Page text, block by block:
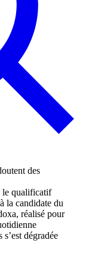
le qualificatif
la candidate du
réalisé pour
dégradée